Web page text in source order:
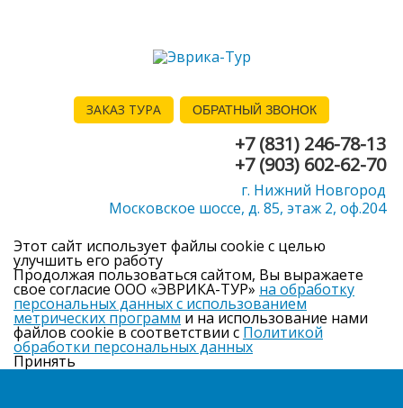
ЗАКАЗ ТУРА ОБРАТНЫЙ ЗВОНОК
+7 (831) 246-78-13
+7 (903) 602-62-70
г. Нижний Новгород
Московское шоссе, д. 85, этаж 2, оф.204
Этот сайт использует файлы cookie с целью
улучшить его работу
Продолжая пользоваться сайтом, Вы выражаете
свое согласие ООО «ЭВРИКА-ТУР» на обработку
персональных данных с использованием
метрических программ и на использование нами
файлов cookie в соответствии с Политикой
обработки персональных данных
Принять